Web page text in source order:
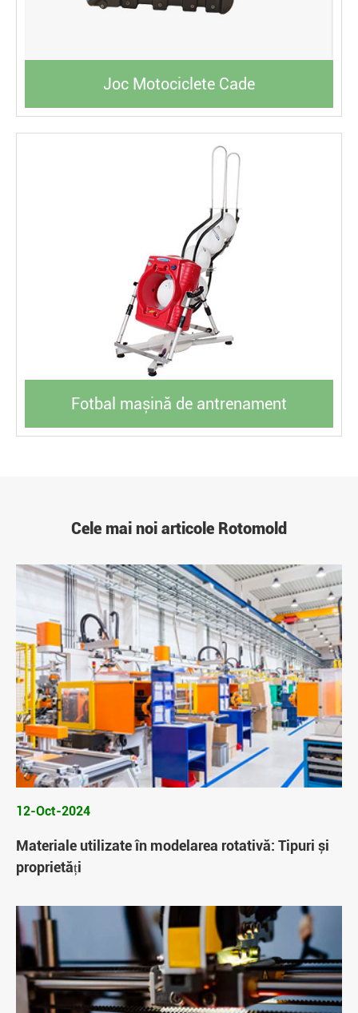
Joc Motociclete Cade
Fotbal mașină de antrenament
Cele mai noi articole Rotomold
12-Oct-2024
Materiale utilizate în modelarea rotativă: Tipuri și
proprietăți